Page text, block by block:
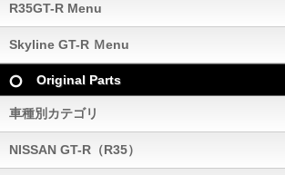
R35GT-R Menu
Skyline GT-R Ｍenu
Original Parts
車種別カテゴリ
NISSAN GT-R（R35）